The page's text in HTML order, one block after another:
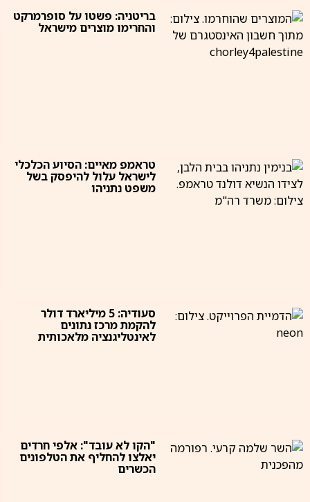
בריטניה: פשטו על סופרמרקט
והחרימו מוצרים מישראל
טראמפ מאיים: הסיוע הכלכלי
לישראל עלול להיפסק בשל
משפט נתניהו
סעודיה: 5 מיליארד דולר
להקמת מרכז נתונים
לאינטליגנציה מלאכותית
"הקו לא עובד": אלפי חרדים
יאלצו להחליף את הטלפונים
הכשרים